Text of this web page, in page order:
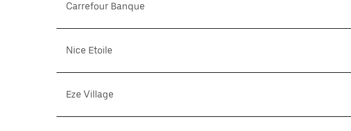
Carrefour Banque
Nice Etoile
Eze Village